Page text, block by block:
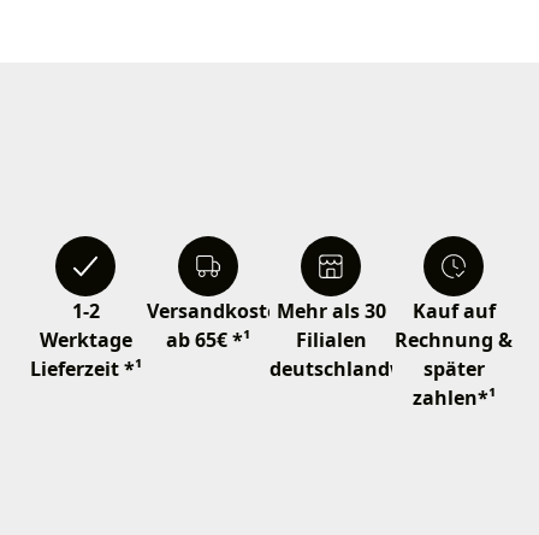
1-2
Werktage
Lieferzeit *¹
Versandkostenfrei
ab 65€ *¹
Mehr als 30
Filialen
deutschlandweit
Kauf auf
Rechnung &
später
zahlen*¹